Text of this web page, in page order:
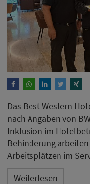
Das Best Western
nach Angaben von
Inklusion im
Behinderung
Arbeitsplätzen im
Weiterlesen